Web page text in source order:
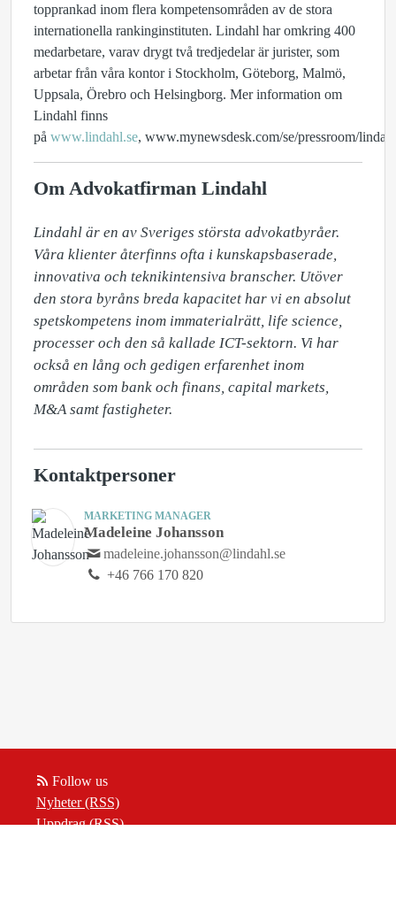
topprankad inom flera kompetensområden av de stora
internationella rankinginstituten. Lindahl har omkring 400
medarbetare, varav drygt två tredjedelar är jurister, som
arbetar från våra kontor i Stockholm, Göteborg, Malmö,
Uppsala, Örebro och Helsingborg. Mer information om
Lindahl finns
på www.lindahl.se, www.mynewsdesk.com/se/pressroom/lindahl
Om Advokatfirman Lindahl
Lindahl är en av Sveriges största advokatbyråer.
Våra klienter återfinns ofta i kunskapsbaserade,
innovativa och teknikintensiva branscher. Utöver
den stora byråns breda kapacitet har vi en absolut
spetskompetens inom immaterialrätt, life science,
processer och den så kallade ICT-sektorn. Vi har
också en lång och gedigen erfarenhet inom
områden som bank och finans, capital markets,
M&A samt fastigheter.
Kontaktpersoner
MARKETING MANAGER
Madeleine Johansson
madeleine.johansson@lindahl.se
+46 766 170 820
Follow us
Nyheter (RSS)
Uppdrag (RSS)